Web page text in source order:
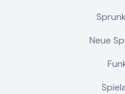
Neue